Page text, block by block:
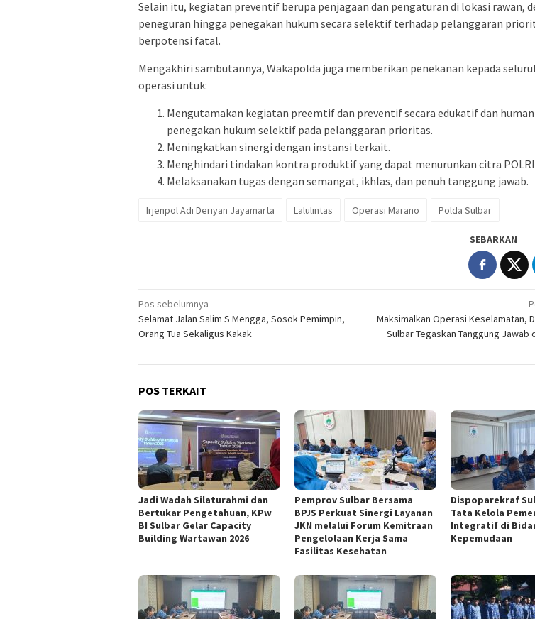
Selain itu, kegiatan preventif berupa penjagaan dan pengaturan di lokasi rawan,
peneguran hingga penegakan hukum secara selektif terhadap pelanggaran
berpotensi fatal.
Mengakhiri sambutannya, Wakapolda juga memberikan penekanan kepada
operasi untuk:
Mengutamakan kegiatan preemtif dan preventif secara edukatif dan
penegakan hukum selektif pada pelanggaran prioritas.
Meningkatkan sinergi dengan instansi terkait.
Menghindari tindakan kontra produktif yang dapat menurunkan citra
Melaksanakan tugas dengan semangat, ikhlas, dan penuh tanggung jawab.
Irjenpol Adi Deriyan Jayamarta Lalulintas Operasi Marano Polda Sulbar
SEBARKAN
Navigasi
pos
Pos sebelumnya
Selamat Jalan Salim S Mengga, Sosok Pemimpin,
Orang Tua Sekaligus Kakak
Maksimalkan Operasi Keselamatan,
Sulbar Tegaskan Tanggung Jawab
POS TERKAIT
Jadi Wadah Silaturahmi dan
Bertukar Pengetahuan, KPw
BI Sulbar Gelar Capacity
Building Wartawan 2026
Pemprov Sulbar Bersama
BPJS Perkuat Sinergi Layanan
JKN melalui Forum Kemitraan
Pengelolaan Kerja Sama
Fasilitas Kesehatan
Dispoparekraf
Tata Kelola
Integratif di
Kepemudaan